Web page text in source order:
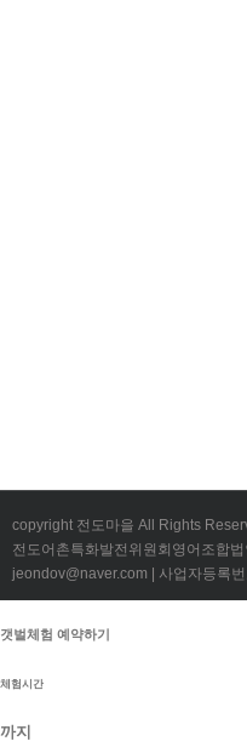
copyright 전도마을 All Rights
전도어촌특화발전위원회영어조합
jeondov@naver.com | 사업자등록
갯벌체험 예약하기
체험시간
까지